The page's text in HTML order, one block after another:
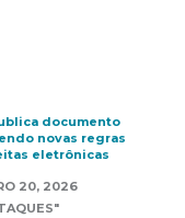
documento
novas regras
eletrônicas
20, 2026